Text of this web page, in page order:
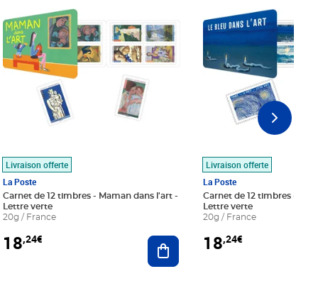
au panier
Livraison offerte
La Poste
Carnet de 12 timbres - Maman dans l'art -
Lettre verte
20g / France
18,24€ Ajouter au panier
Livraison offerte
La Poste
Carnet de 12 timbres - Le
Lettre verte
20g / France
18,24€